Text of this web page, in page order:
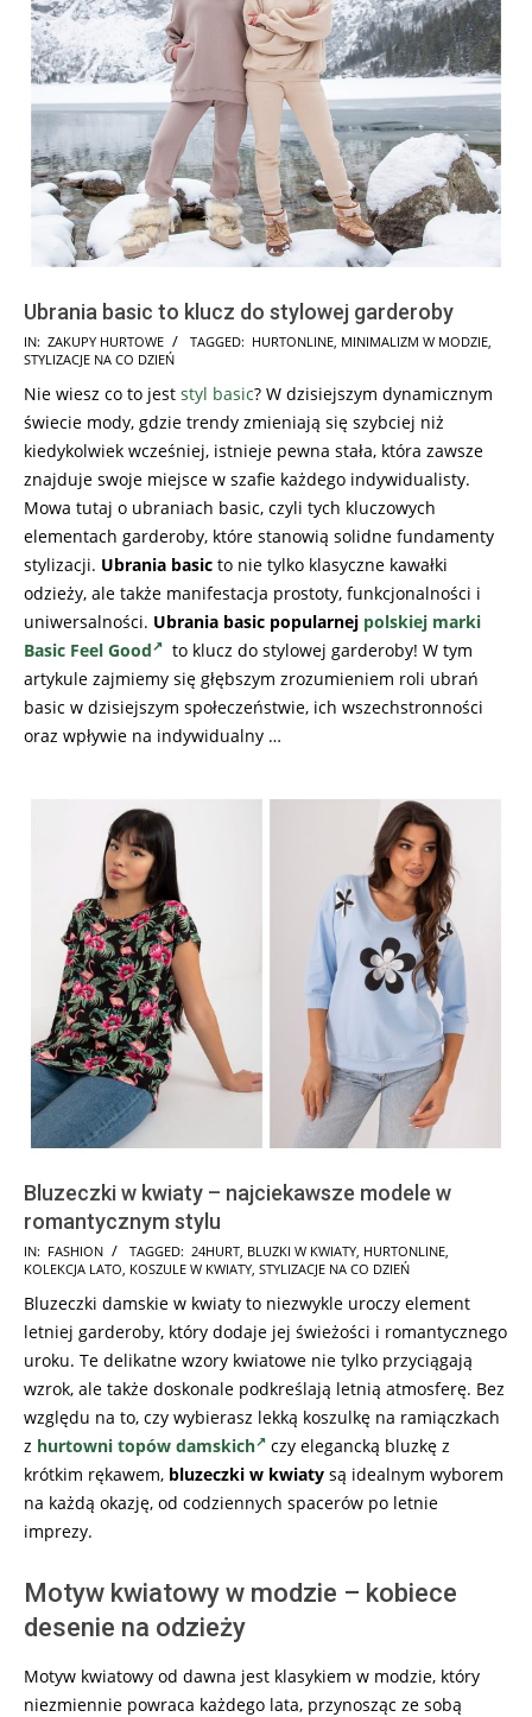
Ubrania basic to klucz do stylowej garderoby
2025-
12-
22
IN: ZAKUPY HURTOWE TAGGED: HURTONLINE, MINIMALIZM W MODZIE,
STYLIZACJE NA CO DZIEŃ
Nie wiesz co to jest styl basic? W dzisiejszym dynamicznym
świecie mody, gdzie trendy zmieniają się szybciej niż
kiedykolwiek wcześniej, istnieje pewna stała, która zawsze
znajduje swoje miejsce w szafie każdego indywidualisty.
Mowa tutaj o ubraniach basic, czyli tych kluczowych
elementach garderoby, które stanowią solidne fundamenty
stylizacji. Ubrania basic to nie tylko klasyczne kawałki
odzieży, ale także manifestacja prostoty, funkcjonalności i
uniwersalności. Ubrania basic popularnej polskiej marki
Basic Feel Good
to klucz do stylowej garderoby! W tym
artykule zajmiemy się głębszym zrozumieniem roli ubrań
basic w dzisiejszym społeczeństwie, ich wszechstronności
oraz wpływie na indywidualny …
Bluzeczki w kwiaty – najciekawsze modele w
romantycznym stylu
2025-
07-
15
IN: FASHION TAGGED: 24HURT, BLUZKI W KWIATY, HURTONLINE,
KOLEKCJA LATO, KOSZULE W KWIATY, STYLIZACJE NA CO DZIEŃ
Bluzeczki damskie w kwiaty to niezwykle uroczy element
letniej garderoby, który dodaje jej świeżości i romantycznego
uroku. Te delikatne wzory kwiatowe nie tylko przyciągają
wzrok, ale także doskonale podkreślają letnią atmosferę. Bez
względu na to, czy wybierasz lekką koszulkę na ramiączkach
z hurtowni topów damskich
czy elegancką bluzkę z
krótkim rękawem, bluzeczki w kwiaty są idealnym wyborem
na każdą okazję, od codziennych spacerów po letnie
imprezy.
Motyw kwiatowy w modzie – kobiece
desenie na odzieży
Motyw kwiatowy od dawna jest klasykiem w modzie, który
niezmiennie powraca każdego lata, przynosząc ze sobą